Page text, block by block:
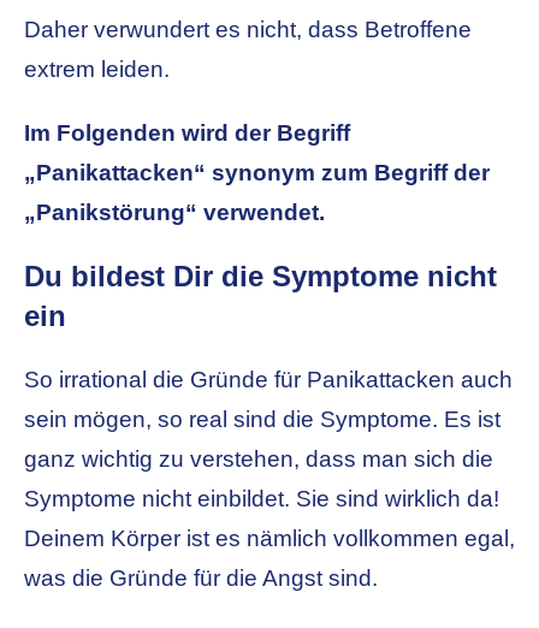
Daher verwundert es nicht, dass Betroffene
extrem leiden.
Im Folgenden wird der Begriff
„Panikattacken“ synonym zum Begriff der
„Panikstörung“ verwendet.
Du bildest Dir die Symptome nicht
ein
So irrational die Gründe für Panikattacken auch
sein mögen, so real sind die Symptome. Es ist
ganz wichtig zu verstehen, dass man sich die
Symptome nicht einbildet. Sie sind wirklich da!
Deinem Körper ist es nämlich vollkommen egal,
was die Gründe für die Angst sind.